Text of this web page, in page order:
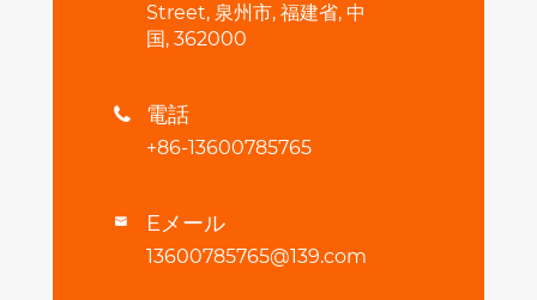
Street, 泉州市, 福建省, 中
国, 362000
 電話
+86-13600785765
 Eメール
13600785765@139.com